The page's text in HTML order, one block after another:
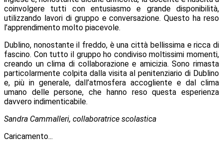
coinvolgere tutti con entusiasmo e grande disponibilità,
utilizzando lavori di gruppo e conversazione. Questo ha reso
l’apprendimento molto piacevole.
Dublino, nonostante il freddo, è una città bellissima e ricca di
fascino. Con tutto il gruppo ho condiviso moltissimi momenti,
creando un clima di collaborazione e amicizia. Sono rimasta
particolarmente colpita dalla visita al penitenziario di Dublino
e, più in generale, dall’atmosfera accogliente e dal clima
umano delle persone, che hanno reso questa esperienza
davvero indimenticabile.
Sandra Cammalleri, collaboratrice scolastica
Caricamento...